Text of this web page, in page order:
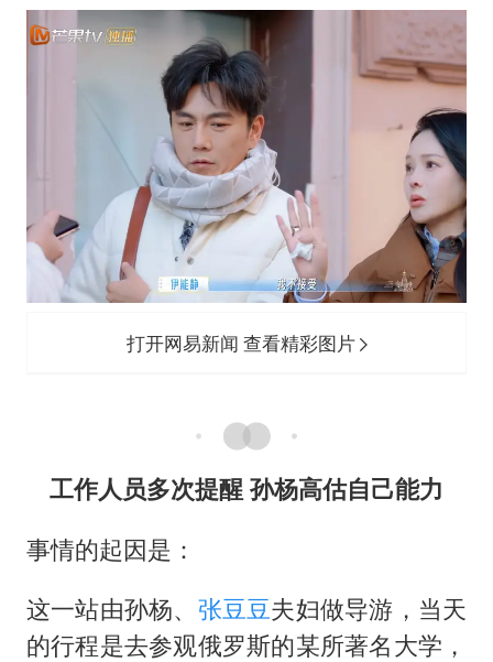
打开网易新闻 查看精彩图片
工作人员多次提醒 孙杨高估自己能力
事情的起因是：
这一站由孙杨、 张豆豆夫妇做导游，当天
的行程是去参观俄罗斯的某所著名大学，